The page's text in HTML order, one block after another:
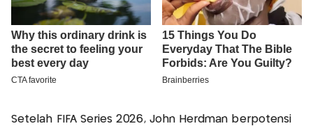
Setelah FIFA Series 2026, John Herdman berpotensi